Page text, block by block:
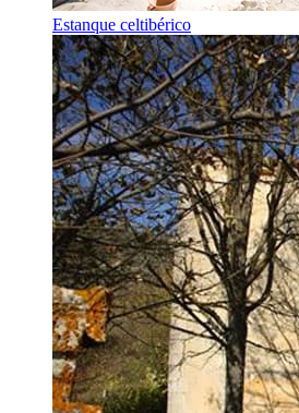
Estanque celtibérico